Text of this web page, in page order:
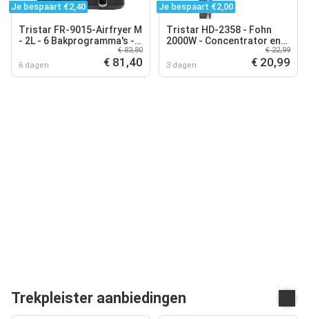
Je bespaart €2,40
Tristar FR-9015-Airfryer M
- 2L - 6 Bakprogramma's -
6 dagen
€ 83,80
€ 81,40
Je bespaart €2,00
Tristar HD-2358 - Fohn
2000W - Concentrator en
Inklapbaar handvat
3 dagen
€ 22,99
€ 20,99
Trekpleister aanbiedingen